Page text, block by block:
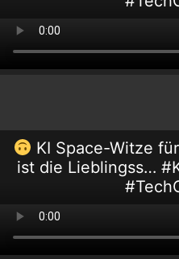
KI Space-Witze
ist die Lieblingss…